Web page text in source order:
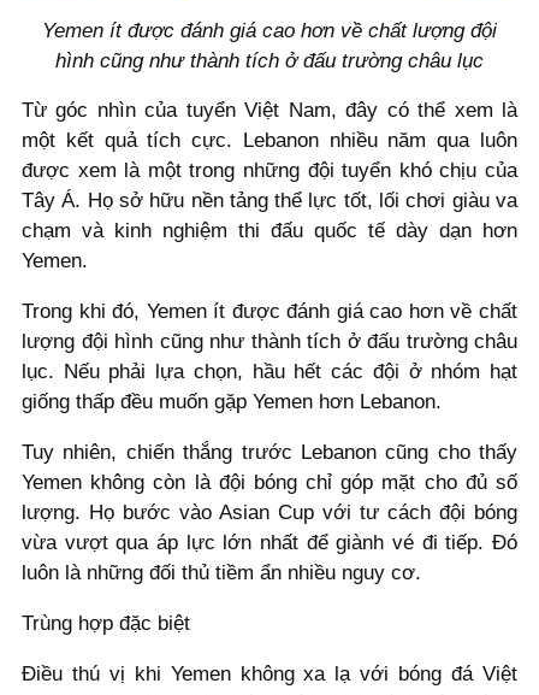
Yemen ít được đánh giá cao hơn về chất lượng đội
hình cũng như thành tích ở đấu trường châu lục
Từ góc nhìn của tuyển Việt Nam, đây có thể xem là
một kết quả tích cực. Lebanon nhiều năm qua luôn
được xem là một trong những đội tuyển khó chịu của
Tây Á. Họ sở hữu nền tảng thể lực tốt, lối chơi giàu va
chạm và kinh nghiệm thi đấu quốc tế dày dạn hơn
Yemen.
Trong khi đó, Yemen ít được đánh giá cao hơn về chất
lượng đội hình cũng như thành tích ở đấu trường châu
lục. Nếu phải lựa chọn, hầu hết các đội ở nhóm hạt
giống thấp đều muốn gặp Yemen hơn Lebanon.
Tuy nhiên, chiến thắng trước Lebanon cũng cho thấy
Yemen không còn là đội bóng chỉ góp mặt cho đủ số
lượng. Họ bước vào Asian Cup với tư cách đội bóng
vừa vượt qua áp lực lớn nhất để giành vé đi tiếp. Đó
luôn là những đối thủ tiềm ẩn nhiều nguy cơ.
Trùng hợp đặc biệt
Điều thú vị khi Yemen không xa lạ với bóng đá Việt